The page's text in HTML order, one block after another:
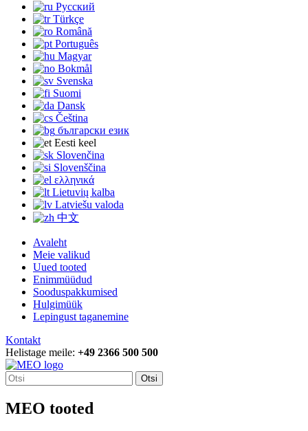
Русский
Türkçe
Română
Português
Magyar
Bokmål
Svenska
Suomi
Dansk
Čeština
български език
Eesti keel
Slovenčina
Slovenščina
ελληνικά
Lietuvių kalba
Latviešu valoda
中文
Avaleht
Meie valikud
Uued tooted
Enimmüüdud
Sooduspakkumised
Hulgimüük
Lepingust taganemine
Kontakt
Helistage meile: +49 2366 500 500
Otsi
MEO tooted